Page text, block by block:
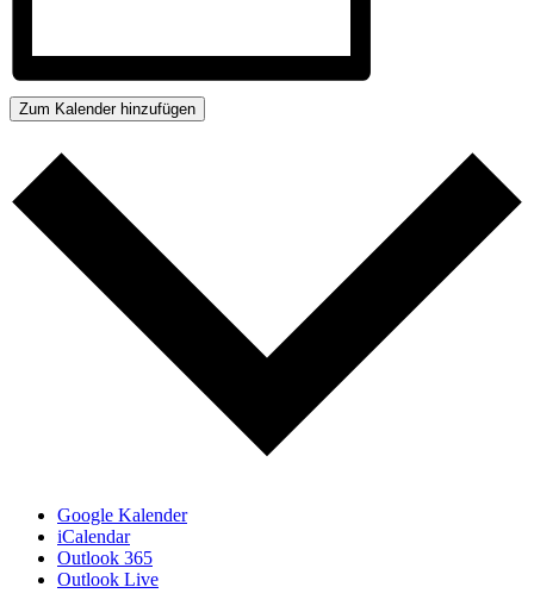
Zum Kalender hinzufügen
Google Kalender
iCalendar
Outlook 365
Outlook Live